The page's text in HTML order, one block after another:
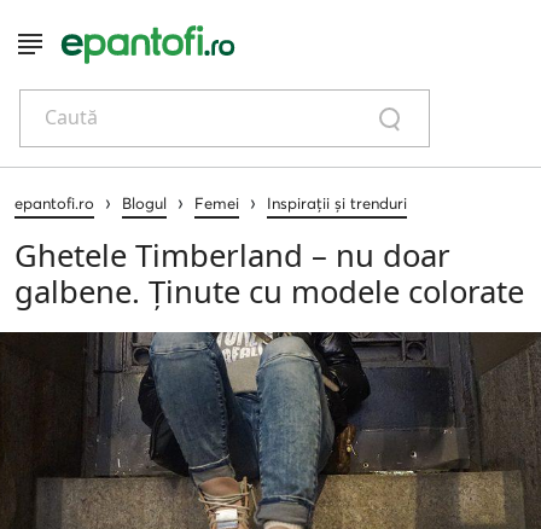
Caută
epantofi.ro › Blogul › Femei › Inspirații și trenduri
Ghetele Timberland – nu doar
galbene. Ținute cu modele colorate